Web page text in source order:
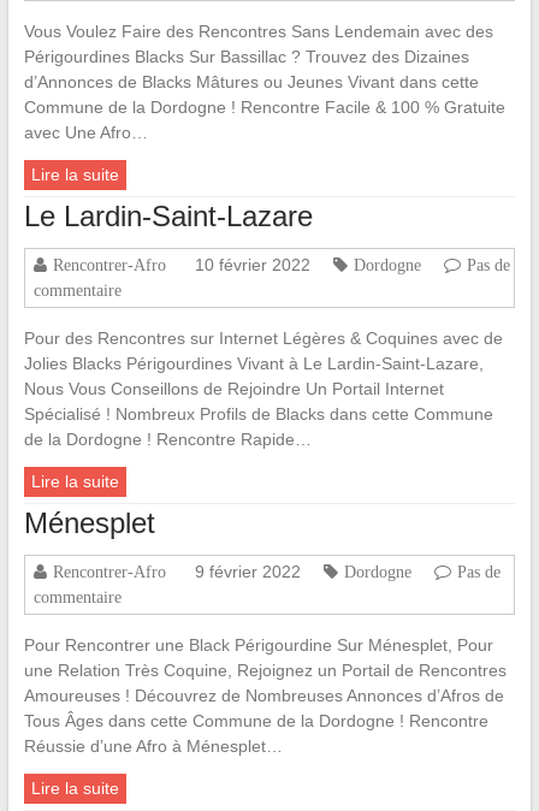
Vous Voulez Faire des Rencontres Sans Lendemain avec des
Périgourdines Blacks Sur Bassillac ? Trouvez des Dizaines
d’Annonces de Blacks Mâtures ou Jeunes Vivant dans cette
Commune de la Dordogne ! Rencontre Facile & 100 % Gratuite
avec Une Afro…
Lire la suite
Le Lardin-Saint-Lazare
Rencontrer-Afro 10 février 2022 Dordogne
Pas de
commentaire
Pour des Rencontres sur Internet Légères & Coquines avec de
Jolies Blacks Périgourdines Vivant à Le Lardin-Saint-Lazare,
Nous Vous Conseillons de Rejoindre Un Portail Internet
Spécialisé ! Nombreux Profils de Blacks dans cette Commune
de la Dordogne ! Rencontre Rapide…
Lire la suite
Ménesplet
Rencontrer-Afro 9 février 2022 Dordogne
Pas de
commentaire
Pour Rencontrer une Black Périgourdine Sur Ménesplet, Pour
une Relation Très Coquine, Rejoignez un Portail de Rencontres
Amoureuses ! Découvrez de Nombreuses Annonces d’Afros de
Tous Âges dans cette Commune de la Dordogne ! Rencontre
Réussie d’une Afro à Ménesplet…
Lire la suite